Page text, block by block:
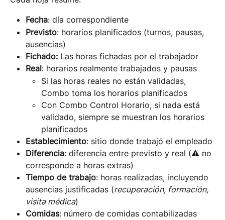
Fecha: día correspondiente
Previsto: horarios planificados (turnos, pausas,
ausencias)
Fichado: Las horas fichadas por el trabajador
Real: horarios realmente trabajados y pausas
Si las horas reales no están validadas,
Combo toma los horarios planificados
Con Combo Control Horario, si nada está
validado, siempre se muestran los horarios
planificados
Establecimiento: sitio donde trabajó el empleado
Diferencia: diferencia entre previsto y real (⚠️ no
corresponde a horas extras)
Tiempo de trabajo: horas realizadas, incluyendo
ausencias justificadas (recuperación, formación,
visita médica)
Comidas: número de comidas contabilizadas